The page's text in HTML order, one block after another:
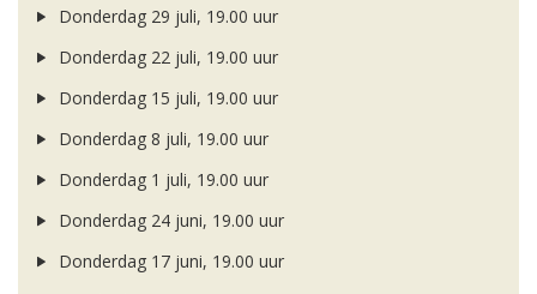
Donderdag 29 juli, 19.00 uur
Donderdag 22 juli, 19.00 uur
Donderdag 15 juli, 19.00 uur
Donderdag 8 juli, 19.00 uur
Donderdag 1 juli, 19.00 uur
Donderdag 24 juni, 19.00 uur
Donderdag 17 juni, 19.00 uur